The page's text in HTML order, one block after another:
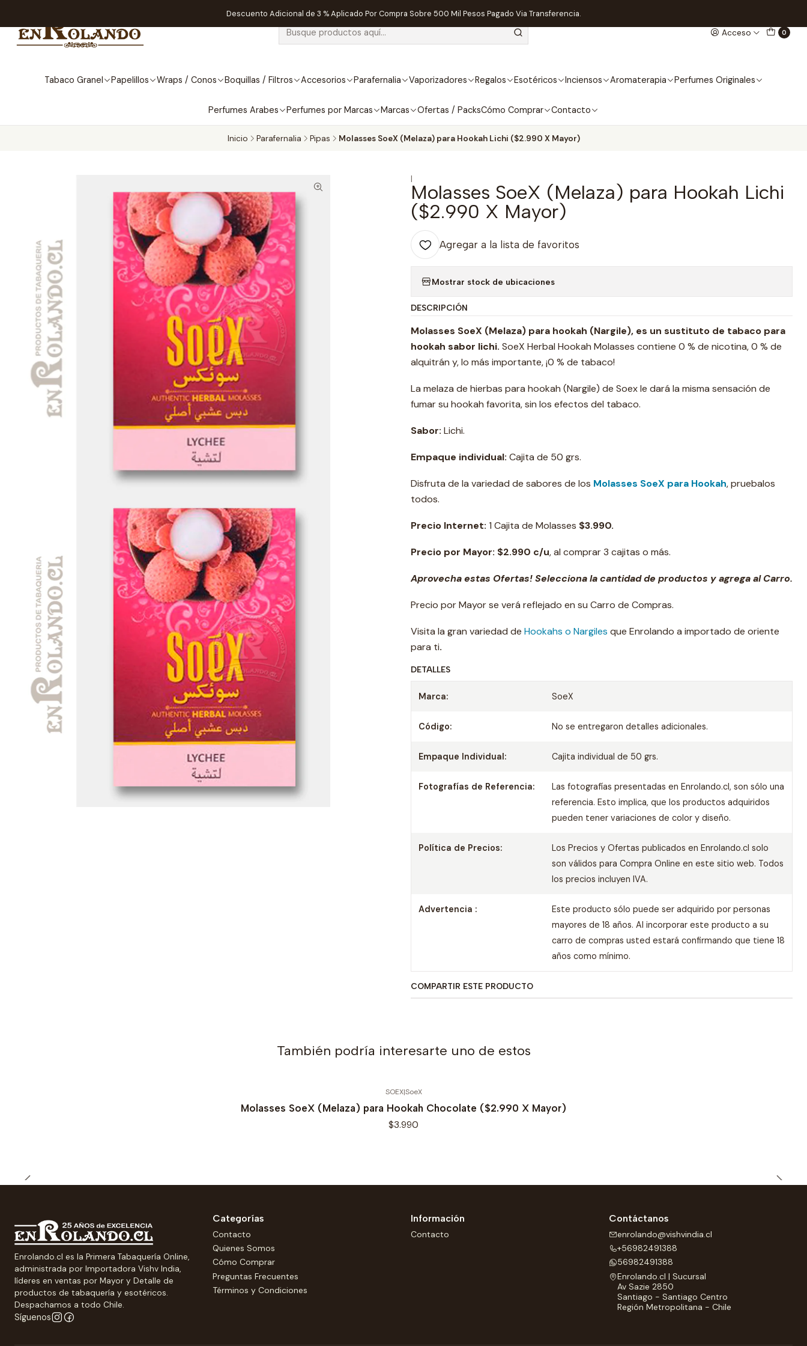
Acceso 0
Tabaco Granel Papelillos Wraps / Conos Boquillas / Filtros Accesorios Parafernalia Vaporizadores Regalos Esotéricos Inciensos Aromaterapia Perfumes Originales
Perfumes Arabes Perfumes por Marcas Marcas Ofertas / PacksCómo Comprar Contacto
Descuento Adicional de 3 % Aplicado Por Compra Sobre 500 Mil Pesos Pagado Via Transferencia.
Inicio Parafernalia Pipas Molasses SoeX (Melaza) para Hookah Lichi ($2.990 X Mayor)
|
Molasses SoeX (Melaza) para Hookah Lichi
($2.990 X Mayor)
Agregar a la lista de favoritos
Mostrar stock de ubicaciones
DESCRIPCIÓN
Molasses SoeX (Melaza) para hookah (Nargile), es un sustituto de tabaco para
hookah sabor lichi. SoeX Herbal Hookah Molasses contiene 0 % de nicotina, 0 % de
alquitrán y, lo más importante, ¡0 % de tabaco!
La melaza de hierbas para hookah (Nargile) de Soex le dará la misma sensación de
fumar su hookah favorita, sin los efectos del tabaco.
Sabor: Lichi.
Empaque individual: Cajita de 50 grs.
Disfruta de la variedad de sabores de los Molasses SoeX para Hookah, pruebalos
todos.
Precio Internet: 1 Cajita de Molasses $3.990.
Precio por Mayor: $2.990 c/u, al comprar 3 cajitas o más.
Aprovecha estas Ofertas! Selecciona la cantidad de productos y agrega al Carro.
Precio por Mayor se verá reflejado en su Carro de Compras.
Visita la gran variedad de Hookahs o Nargiles que Enrolando a importado de oriente
para ti.
DETALLES
Marca: SoeX
Código: No se entregaron detalles adicionales.
Empaque Individual: Cajita individual de 50 grs.
Fotografías de Referencia:
Las fotografías presentadas en Enrolando.cl, son sólo una
referencia. Esto implica, que los productos adquiridos
pueden tener variaciones de color y diseño.
Política de Precios:
Los Precios y Ofertas publicados en Enrolando.cl solo
son válidos para Compra Online en este sitio web. Todos
los precios incluyen IVA.
Advertencia :
Este producto sólo puede ser adquirido por personas
mayores de 18 años. Al incorporar este producto a su
carro de compras usted estará confirmando que tiene 18
años como mínimo.
COMPARTIR ESTE PRODUCTO
También podría interesarte uno de estos
SOEX|SoeX
Molasses SoeX (Melaza) para Hookah Chocolate ($2.990 X Mayor)
$3.990
Enrolando.cl es la Primera Tabaquería Online,
administrada por Importadora Vishv India,
líderes en ventas por Mayor y Detalle de
productos de tabaquería y esotéricos.
Despachamos a todo Chile.
Síguenos
Categorías
Contacto
Quienes Somos
Cómo Comprar
Preguntas Frecuentes
Términos y Condiciones
Información
Contacto
Contáctanos
enrolando@vishvindia.cl
+56982491388
56982491388
Enrolando.cl | Sucursal
Av Sazie 2850
Santiago - Santiago Centro
Región Metropolitana - Chile